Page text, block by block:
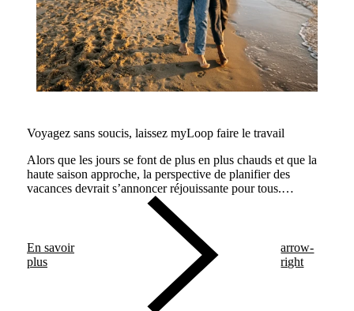
Voyagez sans soucis, laissez myLoop faire le travail
Alors que les jours se font de plus en plus chauds et que la
haute saison approche, la perspective de planifier des
vacances devrait s’annoncer réjouissante pour tous.
Cependant, voyager nécessite de prendre en compte
En savoir
plus
arrow-
right